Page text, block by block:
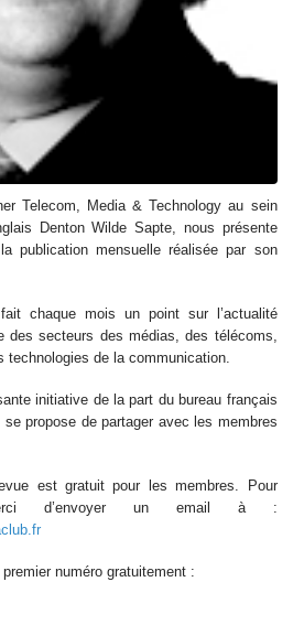
Telecom, Media & Technology au sein
Denton Wilde Sapte, nous présente
publication mensuelle réalisée par son
chaque mois un point sur l’actualité
des secteurs des médias, des télécoms,
technologies de la communication.
initiative de la part du bureau français
se propose de partager avec les membres
est gratuit pour les membres. Pour
d’envoyer un email à :
numéro gratuitement :